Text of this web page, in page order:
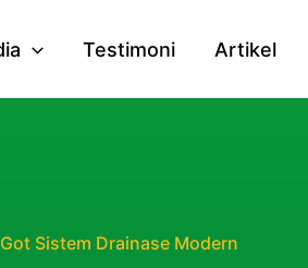
Testimoni Artikel
Sistem Drainase Modern